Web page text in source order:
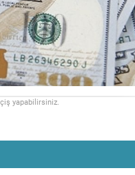
yapabilirsiniz.